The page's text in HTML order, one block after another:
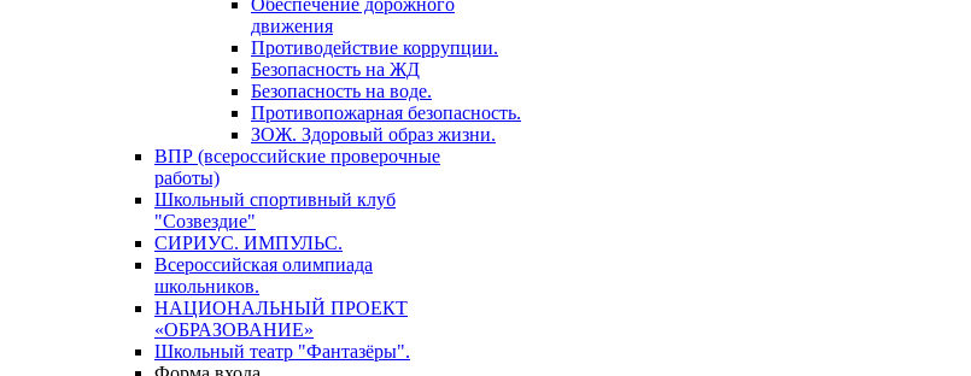
Обеспечение дорожного
движения
Противодействие коррупции.
Безопасность на ЖД
Безопасность на воде.
Противопожарная безопасность.
ЗОЖ. Здоровый образ жизни.
ВПР (всероссийские проверочные
работы)
Школьный спортивный клуб
"Созвездие"
СИРИУС. ИМПУЛЬС.
Всероссийская олимпиада
школьников.
НАЦИОНАЛЬНЫЙ ПРОЕКТ
«ОБРАЗОВАНИЕ»
Школьный театр "Фантазёры".